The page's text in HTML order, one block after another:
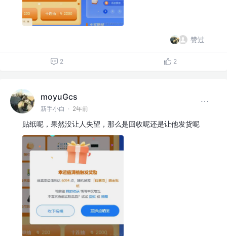
赞过
2 2
moyuGcs
新手小白 · 2年前
贴纸呢，果然没让人失望，那么是回收呢还是让他发货呢